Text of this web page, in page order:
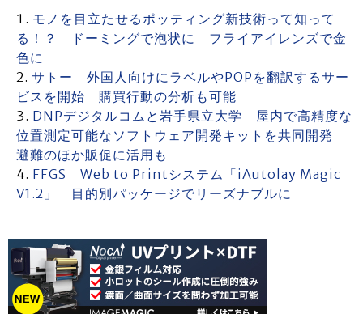
モノを目立たせるポッティング新技術って知って
る！？ ドーミングで泡状に フライアイレンズで金
色に
サトー 外国人向けにラベルやPOPを翻訳するサー
ビスを開始 購買行動の分析も可能
DNPデジタルコムと岩手県立大学 屋内で高精度な
位置測定可能なソフトウェア開発キットを共同開発
避難のほか販促に活用も
FFGS Web to Printシステム「iAutolay Magic
V1.2」 目的別パッケージでリーズナブルに